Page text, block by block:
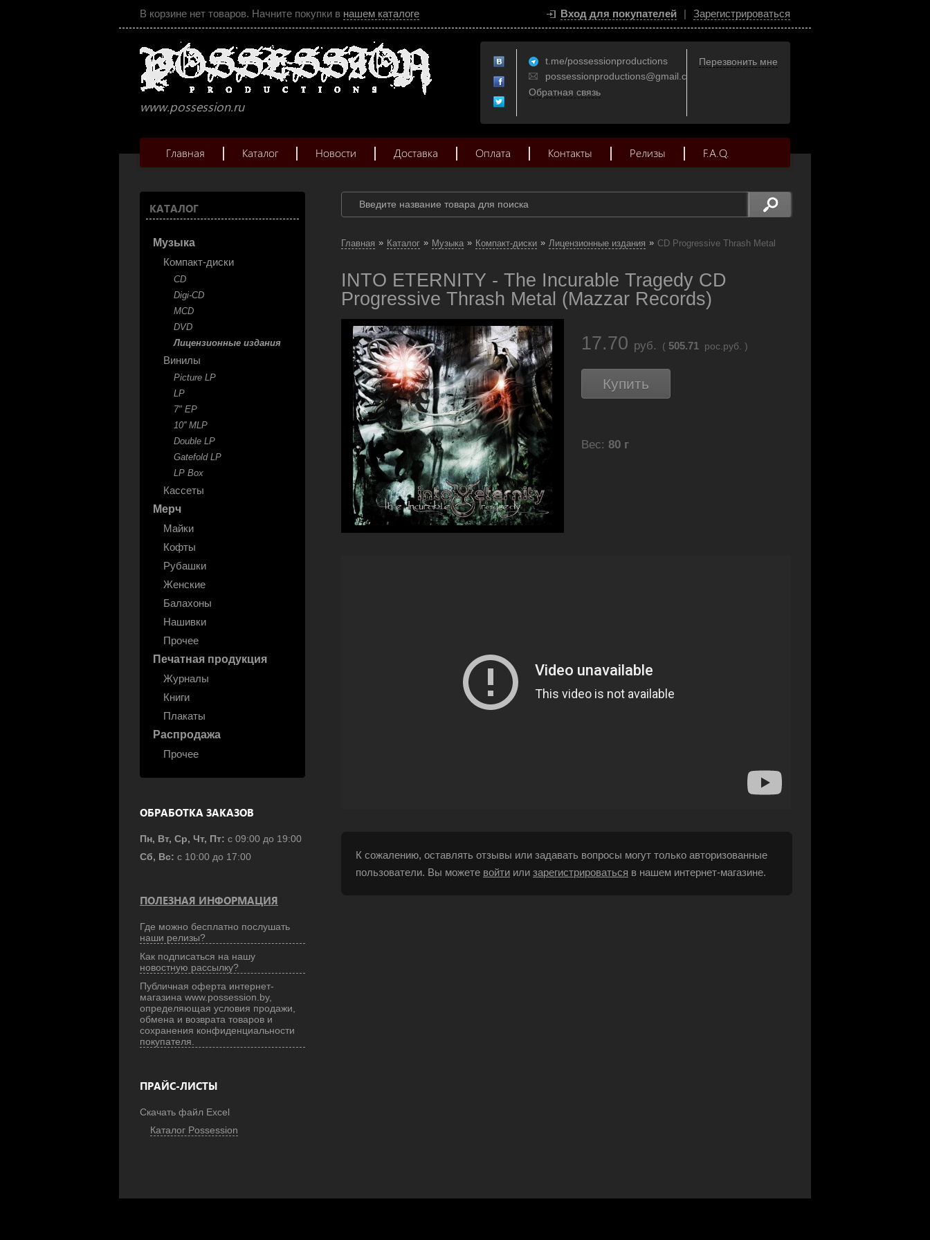
В корзине нет товаров. Начните покупки в нашем каталоге Вход для покупателей | Зарегистрироваться
www.possession.ru
t.me/possessionproductions
possessionproductions@gmail.com
Обратная связь
Перезвонить мне
Главная Каталог Новости Доставка Оплата Контакты Релизы F.A.Q.
КАТАЛОГ
Музыка
Компакт-диски
CD
Digi-CD
MCD
DVD
Лицензионные издания
Винилы
Picture LP
LP
7" EP
10'' MLP
Double LP
Gatefold LP
LP Box
Кассеты
Мерч
Майки
Кофты
Рубашки
Женские
Балахоны
Нашивки
Прочее
Печатная продукция
Журналы
Книги
Плакаты
Распродажа
Прочее
ОБРАБОТКА ЗАКАЗОВ
Пн, Вт, Ср, Чт, Пт: с 09:00 до 19:00
Сб, Вс: с 10:00 до 17:00
ПОЛЕЗНАЯ ИНФОРМАЦИЯ
Где можно бесплатно послушать
наши релизы?
Как подписаться на нашу
новостную рассылку?
Публичная оферта интернет-
магазина www.possession.by,
определяющая условия продажи,
обмена и возврата товаров и
сохранения конфиденциальности
покупателя.
ПРАЙС-ЛИСТЫ
Скачать файл Excel
Каталог Possession
Главная » Каталог » Музыка » Компакт-диски » Лицензионные издания » CD Progressive Thrash Metal
INTO ETERNITY - The Incurable Tragedy CD
Progressive Thrash Metal (Mazzar Records)
17.70 руб. ( 505.71 рос.руб. )
Купить
Вес: 80 г
К сожалению, оставлять отзывы или задавать вопросы могут только авторизованные
пользователи. Вы можете войти или зарегистрироваться в нашем интернет-магазине.